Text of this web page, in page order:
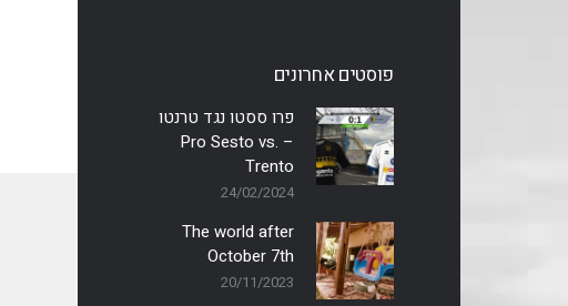
פוסטים אחרונים
פרו ססטו נגד טרנטו
– Pro Sesto vs.
Trento
24/02/2024
The world after
October 7th
20/11/2023